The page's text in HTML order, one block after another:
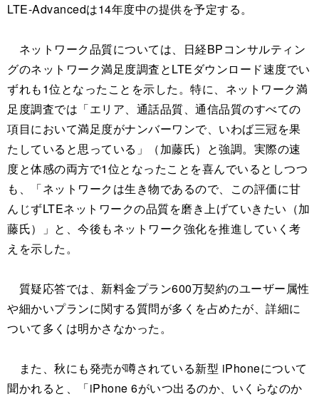
LTE-Advancedは14年度中の提供を予定する。
ネットワーク品質については、日経BPコンサルティン
グのネットワーク満足度調査とLTEダウンロード速度でい
ずれも1位となったことを示した。特に、ネットワーク満
足度調査では「エリア、通話品質、通信品質のすべての
項目において満足度がナンバーワンで、いわば三冠を果
たしていると思っている」（加藤氏）と強調。実際の速
度と体感の両方で1位となったことを喜んでいるとしつつ
も、「ネットワークは生き物であるので、この評価に甘
んじずLTEネットワークの品質を磨き上げていきたい（加
藤氏）」と、今後もネットワーク強化を推進していく考
えを示した。
質疑応答では、新料金プラン600万契約のユーザー属性
や細かいプランに関する質問が多くを占めたが、詳細に
ついて多くは明かさなかった。
また、秋にも発売が噂されている新型 iPhoneについて
聞かれると、「iPhone 6がいつ出るのか、いくらなのか